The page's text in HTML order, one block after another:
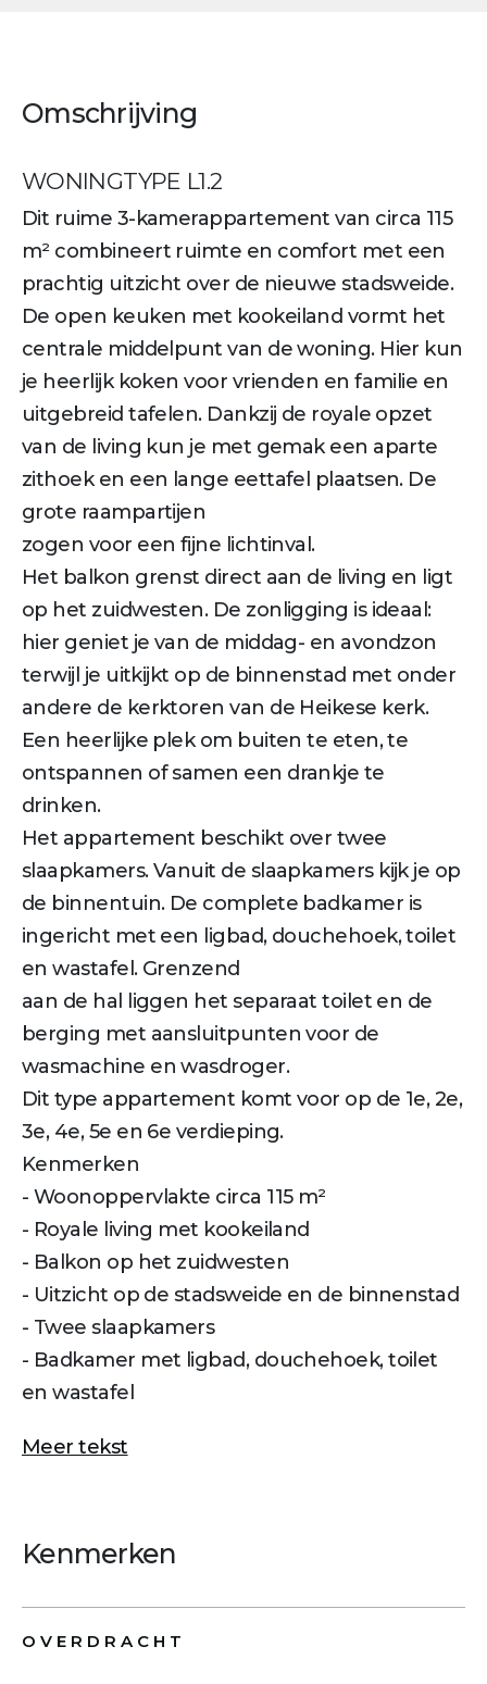
Omschrijving
WONINGTYPE L1.2
Dit ruime 3-kamerappartement van circa 115
m² combineert ruimte en comfort met een
prachtig uitzicht over de nieuwe stadsweide.
De open keuken met kookeiland vormt het
centrale middelpunt van de woning. Hier kun
je heerlijk koken voor vrienden en familie en
uitgebreid tafelen. Dankzij de royale opzet
van de living kun je met gemak een aparte
zithoek en een lange eettafel plaatsen. De
grote raampartijen
zogen voor een fijne lichtinval.
Het balkon grenst direct aan de living en ligt
op het zuidwesten. De zonligging is ideaal:
hier geniet je van de middag- en avondzon
terwijl je uitkijkt op de binnenstad met onder
andere de kerktoren van de Heikese kerk.
Een heerlijke plek om buiten te eten, te
ontspannen of samen een drankje te
drinken.
Het appartement beschikt over twee
slaapkamers. Vanuit de slaapkamers kijk je op
de binnentuin. De complete badkamer is
ingericht met een ligbad, douchehoek, toilet
en wastafel. Grenzend
aan de hal liggen het separaat toilet en de
berging met aansluitpunten voor de
wasmachine en wasdroger.
Dit type appartement komt voor op de 1e, 2e,
3e, 4e, 5e en 6e verdieping.
Kenmerken
- Woonoppervlakte circa 115 m²
- Royale living met kookeiland
- Balkon op het zuidwesten
- Uitzicht op de stadsweide en de binnenstad
- Twee slaapkamers
- Badkamer met ligbad, douchehoek, toilet
en wastafel
Meer tekst
Kenmerken
OVERDRACHT